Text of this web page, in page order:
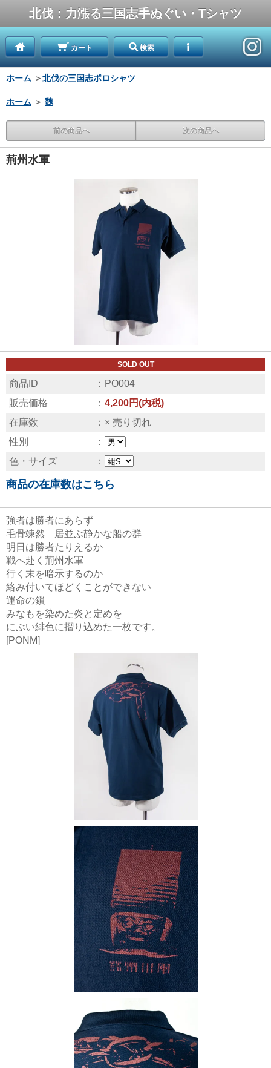
北伐：力漲る三国志手ぬぐい・Tシャツ
カート 検索
ホーム ＞北伐の三国志ポロシャツ
ホーム ＞ 魏
前の商品へ 次の商品へ
荊州水軍
SOLD OUT
商品ID
：PO004
販売価格
： 4,200円(内税)
在庫数
：× 売り切れ
性別
：
色・サイズ
：
商品の在庫数はこちら
強者は勝者にあらず
毛骨竦然 居並ぶ静かな船の群
明日は勝者たりえるか
戦へ赴く荊州水軍
行く末を暗示するのか
絡み付いてほどくことができない
運命の鎖
みなもを染めた炎と定めを
にぶい緋色に摺り込めた一枚です。
[PONM]